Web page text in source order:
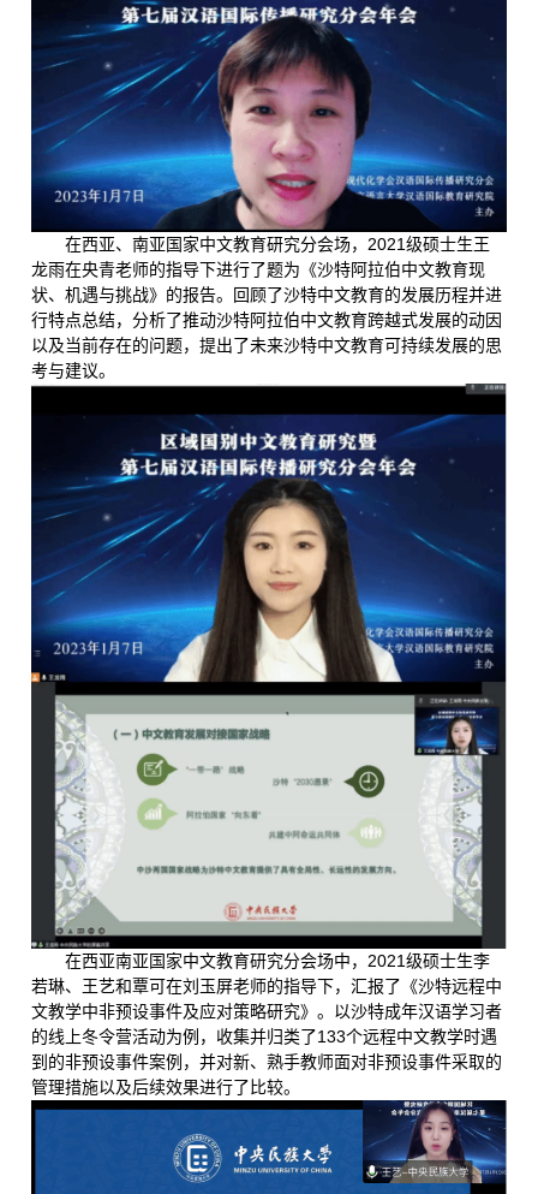
在西亚、南亚国家中文教育研究分会场，2021级硕士生王
龙雨在央青老师的指导下进行了题为《沙特阿拉伯中文教育现
状、机遇与挑战》的报告。回顾了沙特中文教育的发展历程并进
行特点总结，分析了推动沙特阿拉伯中文教育跨越式发展的动因
以及当前存在的问题，提出了未来沙特中文教育可持续发展的思
考与建议。
在西亚南亚国家中文教育研究分会场中，2021级硕士生李
若琳、王艺和覃可在刘玉屏老师的指导下，汇报了《沙特远程中
文教学中非预设事件及应对策略研究》。以沙特成年汉语学习者
的线上冬令营活动为例，收集并归类了133个远程中文教学时遇
到的非预设事件案例，并对新、熟手教师面对非预设事件采取的
管理措施以及后续效果进行了比较。